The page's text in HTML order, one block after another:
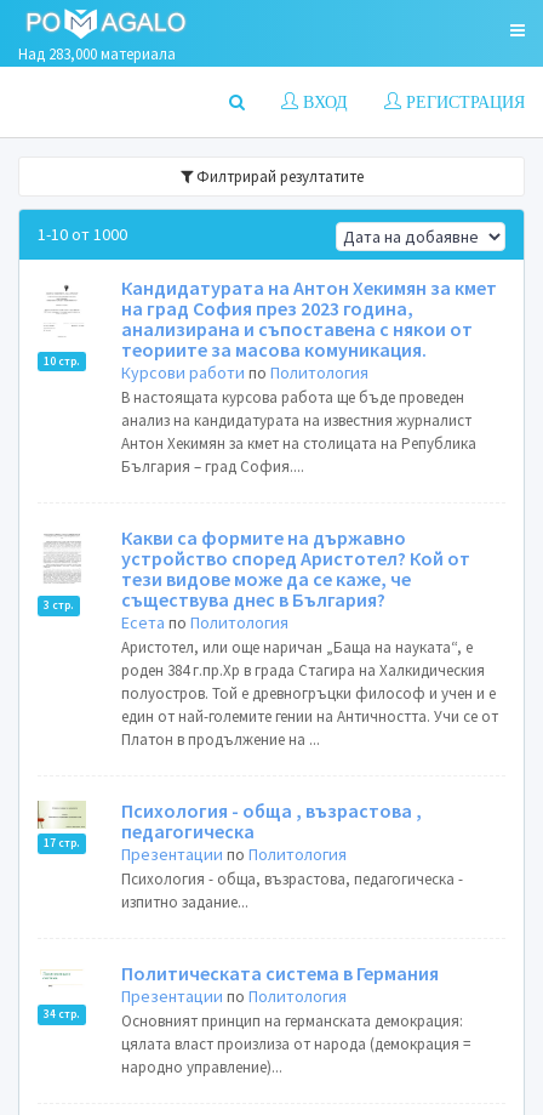
Над 283,000 материала
РЕГИСТРАЦИЯ
ВХОД
Филтрирай резултатите
1-10 от 1000
10 стр.
Кандидатурата на Антон Хекимян за кмет
на град София през 2023 година,
анализирана и съпоставена с някои от
теориите за масова комуникация.
Курсови работи поПолитология
В настоящата курсова работа ще бъде проведен
анализ на кандидатурата на известния журналист
Антон Хекимян за кмет на столицата на Република
България – град София....
3 стр.
Какви са формите на държавно
устройство според Аристотел? Кой от
тези видове може да се каже, че
съществува днес в България?
Есета поПолитология
Аристотел, или още наричан „Баща на науката“, е
роден 384 г.пр.Хр в града Стагира на Халкидическия
полуостров. Той е древногръцки философ и учен и е
един от най-големите гении на Античността. Учи се от
Платон в продължение на ...
17 стр.
Психология - обща , възрастова ,
педагогическа
Презентации поПолитология
Психология - обща, възрастова, педагогическа -
изпитно задание...
34 стр.
Политическата система в Германия
Презентации поПолитология
Основният принцип на германската демокрация:
цялата власт произлиза от народа (демокрация =
народно управление)...